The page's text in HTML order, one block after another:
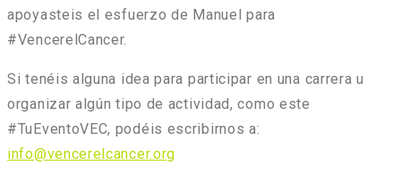
apoyasteis el esfuerzo de Manuel para
#VencerelCancer.
Si tenéis alguna idea para participar en una carrera u
organizar algún tipo de actividad, como este
#TuEventoVEC, podéis escribirnos a:
info@vencerelcancer.org